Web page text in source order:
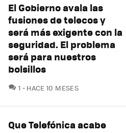
El Gobierno avala las
fusiones de telecos y
será más exigente con la
seguridad. El problema
será para nuestros
bolsillos
1 COMENTARIOS
HACE 10 MESES
Que Telefónica acabe